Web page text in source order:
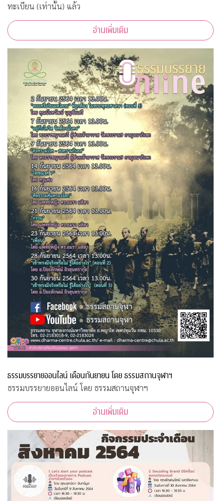
ทะเบียน (เท่านั้น) แล้ว
อ่านเพิ่มเติม
ธรรมบรรยายออนไลน์ เดือนกันยายน โดย ธรรมสถานจุฬาฯ
ธรรมบรรยายออนไลน์ โดย ธรรมสถานจุฬาฯ
อ่านเพิ่มเติม